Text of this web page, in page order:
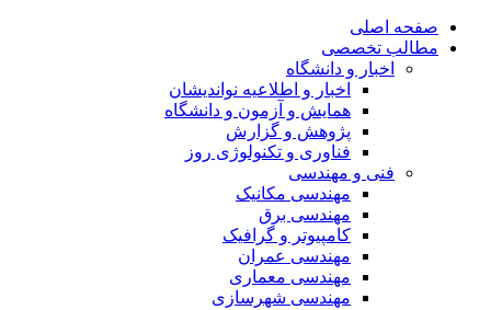
صفحه اصلی
مطالب تخصصی
اخبار و دانشگاه
اخبار و اطلاعیه نواندیشان
همایش و آزمون و دانشگاه
پژوهش و گزارش
فناوری و تکنولوژی روز
فنی و مهندسی
مهندسی مکانیک
مهندسی برق
کامپیوتر و گرافیک
مهندسی عمران
مهندسی معماری
مهندسی شهرسازی